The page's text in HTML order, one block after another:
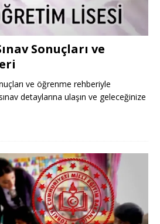
Sonuçları ve
ve öğrenme rehberiyle
detaylarına ulaşın ve geleceğinize